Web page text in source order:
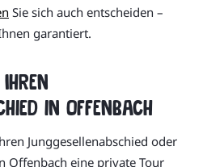
Sie sich auch entscheiden –
garantiert.
in Offenbach
Junggesellenabschied oder
Offenbach eine private Tour